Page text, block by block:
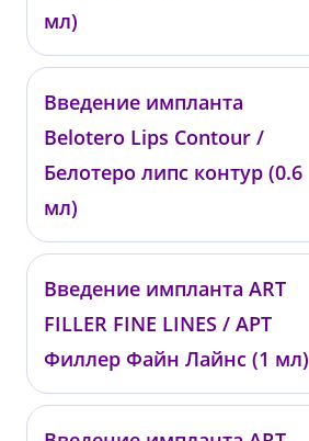
мл)
008141
от 21 400 ₽
Введение импланта
Belotero Lips Contour /
Белотеро липс контур (0.6
мл)
008142
от 20 300 ₽
Введение импланта ART
FILLER FINE LINES / АРТ
Филлер Файн Лайнс (1 мл)